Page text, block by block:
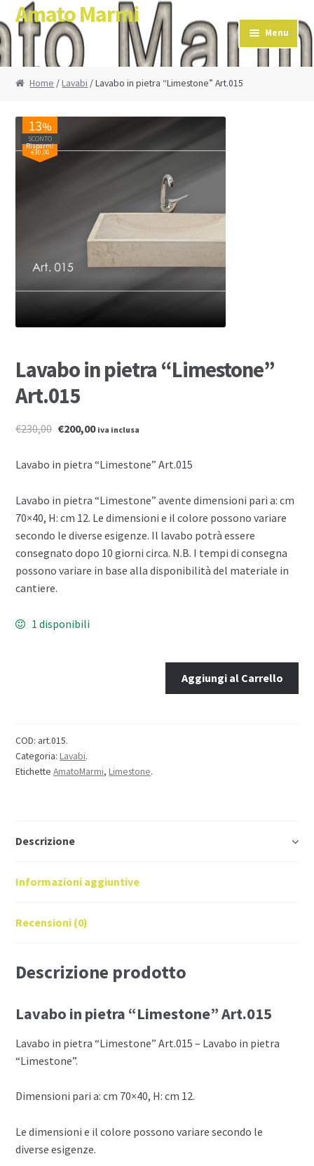
Skip to navigation
Skip to content
Amato Marmi
Menu
Home / Lavabi / Lavabo in pietra “Limestone” Art.015
13%
SCONTO
Risparmi
€30,00
Lavabo in pietra “Limestone”
Art.015
€230,00 €200,00 iva inclusa
Lavabo in pietra “Limestone” Art.015
Lavabo in pietra “Limestone” avente dimensioni pari a: cm
70×40, H: cm 12. Le dimensioni e il colore possono variare
secondo le diverse esigenze. Il lavabo potrà essere
consegnato dopo 10 giorni circa. N.B. I tempi di consegna
possono variare in base alla disponibilità del materiale in
cantiere.
1 disponibili
Aggiungi al Carrello
COD: art.015.
Categoria:Lavabi.
EtichetteAmatoMarmi,Limestone.
Descrizione
Informazioni aggiuntive
Recensioni (0)
Descrizione prodotto
Lavabo in pietra “Limestone” Art.015
Lavabo in pietra “Limestone” Art.015 – Lavabo in pietra
“Limestone”.
Dimensioni pari a: cm 70×40, H: cm 12.
Le dimensioni e il colore possono variare secondo le
diverse esigenze.